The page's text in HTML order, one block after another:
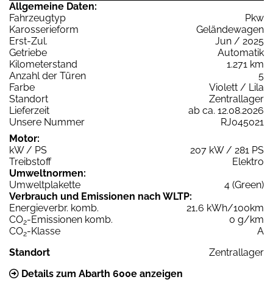
Allgemeine Daten:
Fahrzeugtyp
Pkw
Karosserieform
Geländewagen
Erst-Zul.
Jun / 2025
Getriebe
Automatik
Kilometerstand
1.271 km
Anzahl der Türen
5
Farbe
Violett / Lila
Standort
Zentrallager
Lieferzeit
ab ca. 12.08.2026
Unsere Nummer
RJ045021
Motor:
kW / PS
207 kW / 281 PS
Treibstoff
Elektro
Umweltnormen:
Umweltplakette
4 (Green)
Verbrauch und Emissionen nach WLTP:
Energieverbr. komb.
21,6 kWh/100km
CO2-Emissionen komb.
0 g/km
CO2-Klasse
A
Standort
Zentrallager
Details zum Abarth 600e anzeigen